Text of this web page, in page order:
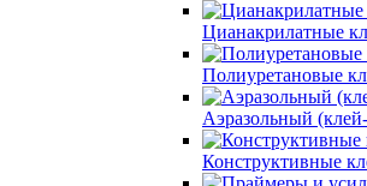
Цианакрилатные
Полиуретановые
Аэразольный
Конструктивные